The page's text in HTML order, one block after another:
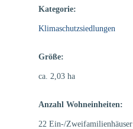
Kategorie:
Klimaschutzsiedlungen
Größe:
ca. 2,03 ha
Anzahl Wohneinheiten:
22 Ein-/Zweifamilienhäuser